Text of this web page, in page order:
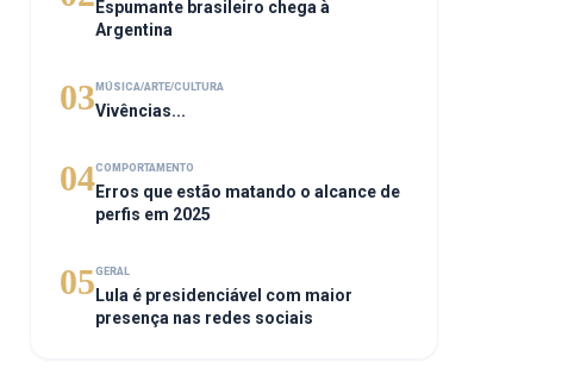
Espumante brasileiro chega à
Argentina
03 MÚSICA/ARTE/CULTURA
Vivências...
04COMPORTAMENTO
Erros que estão matando o alcance de
perfis em 2025
05GERAL
Lula é presidenciável com maior
presença nas redes sociais